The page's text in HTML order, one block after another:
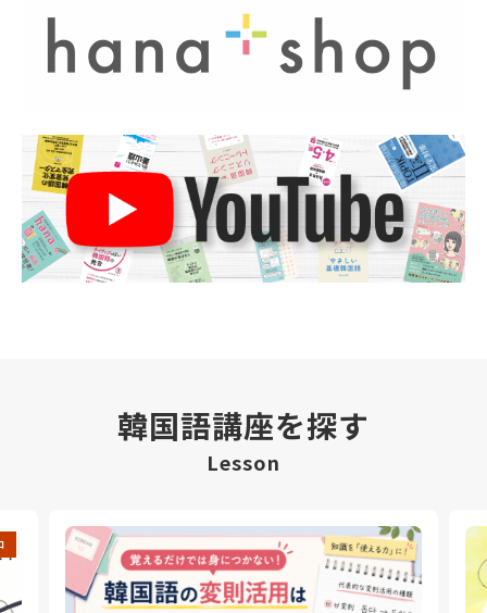
韓国語講座を探す
Lesson